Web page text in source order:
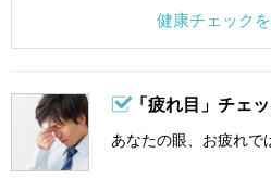
健康チェック
「疲れ目」チェ
あなたの眼、お疲れで